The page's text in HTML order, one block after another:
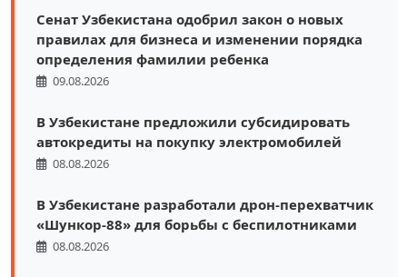
Сенат Узбекистана одобрил закон о новых
правилах для бизнеса и изменении порядка
определения фамилии ребенка
09.08.2026
В Узбекистане предложили субсидировать
автокредиты на покупку электромобилей
08.08.2026
В Узбекистане разработали дрон-перехватчик
«Шункор-88» для борьбы с беспилотниками
08.08.2026